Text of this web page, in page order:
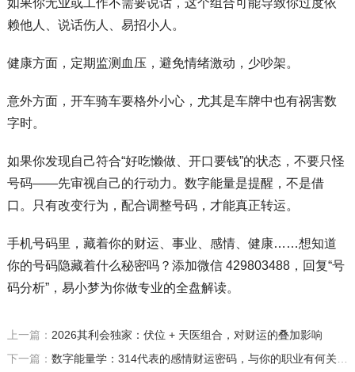
如果你无业或工作不需要说话，这个组合可能导致你过度依
赖他人、说话伤人、易招小人。
健康方面，定期监测血压，避免情绪激动，少吵架。
意外方面，开车骑车要格外小心，尤其是车牌中也有祸害数
字时。
如果你发现自己符合“好吃懒做、开口要钱”的状态，不要只怪
号码——先审视自己的行动力。数字能量是提醒，不是借
口。只有改变行为，配合调整号码，才能真正转运。
手机号码里，藏着你的财运、事业、感情、健康……想知道
你的号码隐藏着什么秘密吗？添加微信 429803488，回复“号
码分析”，易小梦为你做专业的全盘解读。
上一篇： 2026其利会独家：伏位 + 天医组合，对财运的叠加影响
下一篇： 数字能量学：314代表的感情财运密码，与你的职业有何关系？